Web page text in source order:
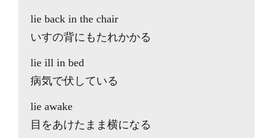
lie back in the chair
いすの背にもたれかかる
lie ill in bed
病気で伏している
lie awake
目をあけたまま横になる